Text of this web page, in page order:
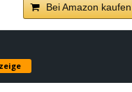
Bei Amazon kaufen